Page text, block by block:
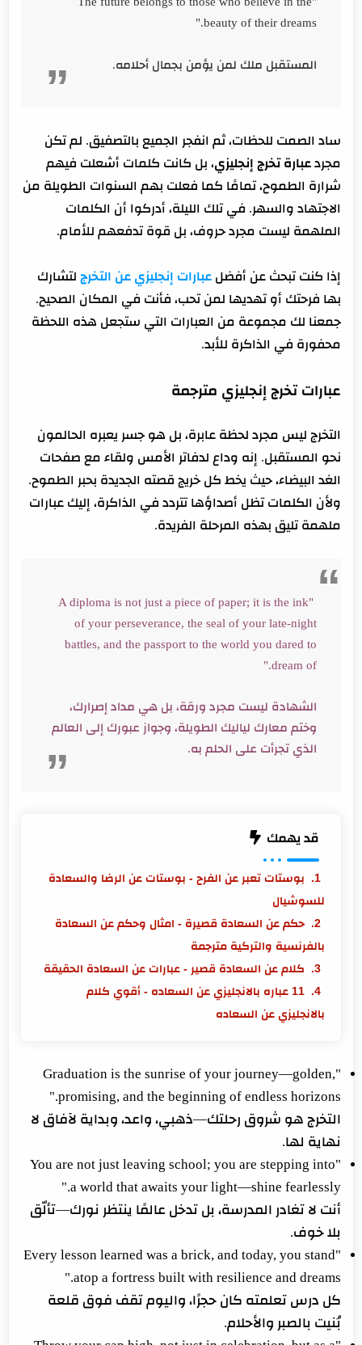
beauty of their dreams."
المستقبل ملك لمن يؤمن بجمال أحلامه.
ساد الصمت للحظات، ثم انفجر الجميع بالتصفيق. لم تكن
مجردعبارة تخرج إنجليزي، بل كانت كلمات أشعلت فيهم
شرارة الطموح، تمامًا كما فعلت بهم السنوات الطويلة من
الاجتهاد والسهر. في تلك الليلة، أدركوا أن الكلمات
الملهمة ليست مجرد حروف، بل قوة تدفعهم للأمام.
إذا كنت تبحث عن أفضلعبارات إنجليزي عن التخرج لتشارك
بها فرحتك أو تهديها لمن تحب، فأنت في المكان الصحيح.
جمعنا لك مجموعة من العبارات التي ستجعل هذه اللحظة
محفورة في الذاكرة للأبد.
عبارات تخرج إنجليزي مترجمة
التخرج ليس مجرد لحظة عابرة، بل هو جسر يعبره الحالمون
نحو المستقبل. إنه وداع لدفاتر الأمس ولقاء مع صفحات
الغد البيضاء، حيث يخط كل خريج قصته الجديدة بحبر الطموح.
ولأن الكلمات تظل أصداؤها تتردد في الذاكرة، إليك عبارات
ملهمة تليق بهذه المرحلة الفريدة.
"A diploma is not just a piece of paper; it is the ink
of your perseverance, the seal of your late-night
battles, and the passport to the world you dared to
dream of."
الشهادة ليست مجرد ورقة، بل هي مداد إصرارك،
وختم معارك لياليك الطويلة، وجواز عبورك إلى العالم
الذي تجرأت على الحلم به.
قد يهمك
بوستات تعبر عن الفرح - بوستات عن الرضا والسعادة
للسوشيال
حكم عن السعادة قصيرة - امثال وحكم عن السعادة
بالفرنسية والتركية مترجمة
كلام عن السعادة قصير - عبارات عن السعادة الحقيقة
11 عباره بالانجليزي عن السعاده - أقوي كلام
بالانجليزي عن السعاده
"Graduation is the sunrise of your journey—golden,
promising, and the beginning of endless horizons."
التخرج هو شروق رحلتك—ذهبي، واعد، وبداية لآفاق لا
نهاية لها.
"You are not just leaving school; you are stepping into
a world that awaits your light—shine fearlessly."
أنت لا تغادر المدرسة، بل تدخل عالمًا ينتظر نورك—تألّق
بلا خوف.
"Every lesson learned was a brick, and today, you stand
atop a fortress built with resilience and dreams."
كل درس تعلمته كان حجرًا، واليوم تقف فوق قلعة
بُنيت بالصبر والأحلام.